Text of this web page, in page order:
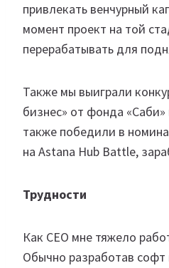
привлекать венчурный
момент проект на той
перерабатывать для
Также мы выиграли
бизнес» от фонда
также победили в
на Astana Hub Battle,
Трудности
Как CEO мне тяжело
Обычно разработав софт